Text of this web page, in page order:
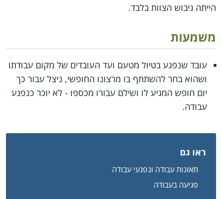
הייתה גיבוש הצוות בלבד.
משמעות
עובד שנפגע בטיול מטעם ועד העובדים של מקום עבודתו
ושהוא בחר להשתתף בו מרצונו החופשי, ניצל עבור כך
יום חופש המגיע לו ושילם עבורו מכספו - לא יוכר כנפגע
עבודה.
ראו גם
תאונות עבודה ונפגעי עבודה
פגיעה בעבודה